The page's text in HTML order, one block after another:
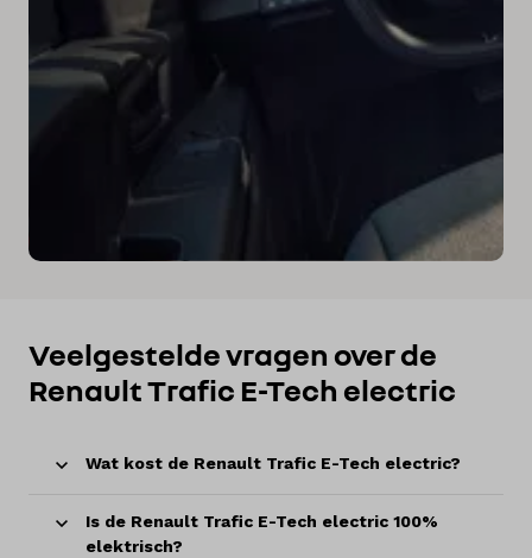
Veelgestelde vragen over de
Renault Trafic E-Tech electric
Wat kost de Renault Trafic E-Tech electric?
Is de Renault Trafic E-Tech electric 100%
elektrisch?